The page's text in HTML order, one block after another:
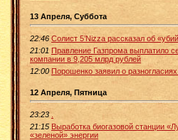
13 Апреля, Суббота
22:46 Солист 5’Nizza рассказал об
21:01 Правление Газпрома выплатило
компании в 9,205 млрд рублей
12:00 Порошенко заявил о
12 Апреля, Пятница
23:23 .
21:15 Выработка биогазовой станции
«зеленой» энергии